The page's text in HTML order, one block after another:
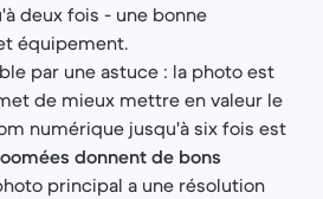
deux fois - une bonne
équipement.
par une astuce : la photo est
de mieux mettre en valeur le
numérique jusqu'à six fois est
donnent de bons
principal a une résolution